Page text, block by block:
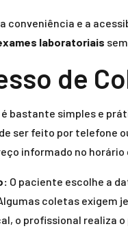
conveniência e a
laboratoriais
de
bastante simples e
ser feito por telefone
informado no horário
O paciente escolhe a
coletas exigem
o profissional realiza